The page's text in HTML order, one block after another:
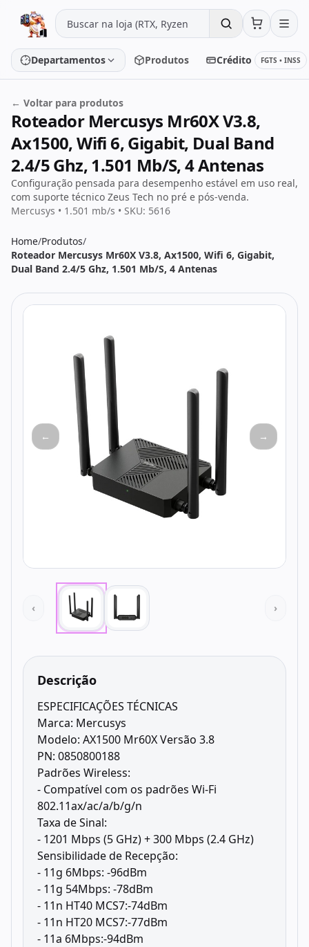
Pular para o conteúdo
Departamentos
Placa de vídeo Processador
Placa-mãe Memória
SSD/HD Periféricos
PC Gamer
Monitores Fontes
Produtos Crédito FGTS • INSS
← Voltar para produtos
Roteador Mercusys Mr60X V3.8,
Ax1500, Wifi 6, Gigabit, Dual Band
2.4/5 Ghz, 1.501 Mb/S, 4 Antenas
Configuração pensada para desempenho estável em uso real,
com suporte técnico Zeus Tech no pré e pós-venda.
Mercusys • 1.501 mb/s • SKU: 5616
Home/Produtos/
Roteador Mercusys Mr60X V3.8, Ax1500, Wifi 6, Gigabit,
Dual Band 2.4/5 Ghz, 1.501 Mb/S, 4 Antenas
← →
‹ ›
Descrição
ESPECIFICAÇÕES TÉCNICAS
Marca: Mercusys
Modelo: AX1500 Mr60X Versão 3.8
PN: 0850800188
Padrões Wireless:
- Compatível com os padrões Wi-Fi
802.11ax/ac/a/b/g/n
Taxa de Sinal:
- 1201 Mbps (5 GHz) + 300 Mbps (2.4 GHz)
Sensibilidade de Recepção:
- 11g 6Mbps: -96dBm
- 11g 54Mbps: -78dBm
- 11n HT40 MCS7:-74dBm
- 11n HT20 MCS7:-77dBm
- 11a 6Mbps:-94dBm